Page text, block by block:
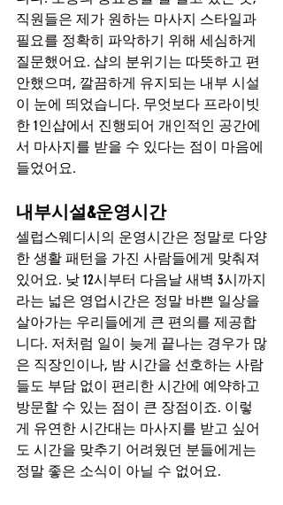
직원들은 제가 원하는 마사지 스타일과
필요를 정확히 파악하기 위해 세심하게
질문했어요. 샵의 분위기는 따뜻하고 편
안했으며, 깔끔하게 유지되는 내부 시설
이 눈에 띄었습니다. 무엇보다 프라이빗
한 1인샵에서 진행되어 개인적인 공간에
서 마사지를 받을 수 있다는 점이 마음에
들었어요.
내부시설&운영시간
셀럽스웨디시의 운영시간은 정말로 다양
한 생활 패턴을 가진 사람들에게 맞춰져
있어요. 낮 12시부터 다음날 새벽 3시까지
라는 넓은 영업시간은 정말 바쁜 일상을
살아가는 우리들에게 큰 편의를 제공합
니다. 저처럼 일이 늦게 끝나는 경우가 많
은 직장인이나, 밤 시간을 선호하는 사람
들도 부담 없이 편리한 시간에 예약하고
방문할 수 있는 점이 큰 장점이죠. 이렇
게 유연한 시간대는 마사지를 받고 싶어
도 시간을 맞추기 어려웠던 분들에게는
정말 좋은 소식이 아닐 수 없어요.